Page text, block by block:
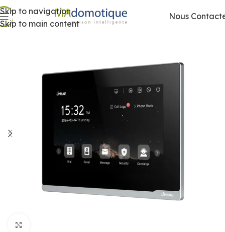
Skip to navigation
Skip to main content
Nous